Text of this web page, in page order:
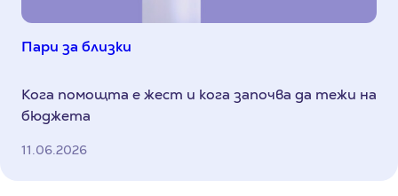
Пари за близки
Кога помощта е жест и кога започва да тежи на
бюджета
11.06.2026